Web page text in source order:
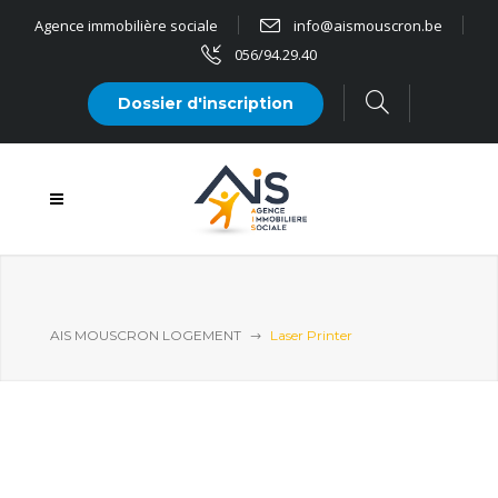
Agence immobilière sociale
info@aismouscron.be
056/94.29.40
Dossier d'inscription
AIS MOUSCRON LOGEMENT Laser Printer